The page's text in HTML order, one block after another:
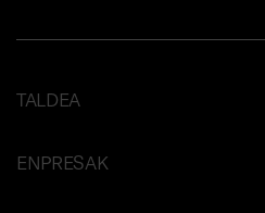
TALDEA
ENPRESAK